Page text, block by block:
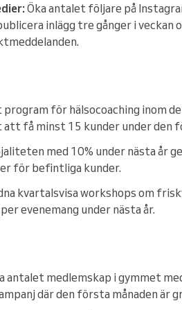
Öka antalet följare på
inlägg tre gånger i veckan
för hälsocoaching inom
få minst 15 kunder under den
med 10% under nästa år
för befintliga kunder.
kvartalsvisa workshops om
evenemang under nästa år.
antalet medlemskap i gymmet
där den första månaden är